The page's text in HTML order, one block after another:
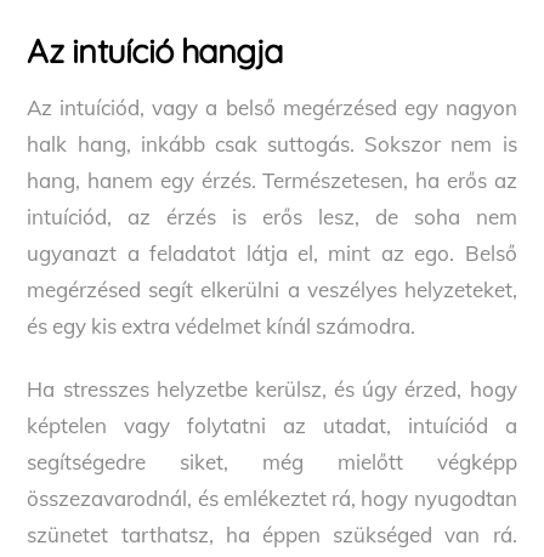
Az intuíció hangja
Az intuíciód, vagy a belső megérzésed egy nagyon
halk hang, inkább csak suttogás. Sokszor nem is
hang, hanem egy érzés. Természetesen, ha erős az
intuíciód, az érzés is erős lesz, de soha nem
ugyanazt a feladatot látja el, mint az ego. Belső
megérzésed segít elkerülni a veszélyes helyzeteket,
és egy kis extra védelmet kínál számodra.
Ha stresszes helyzetbe kerülsz, és úgy érzed, hogy
képtelen vagy folytatni az utadat, intuíciód a
segítségedre siket, még mielőtt végképp
összezavarodnál, és emlékeztet rá, hogy nyugodtan
szünetet tarthatsz, ha éppen szükséged van rá.